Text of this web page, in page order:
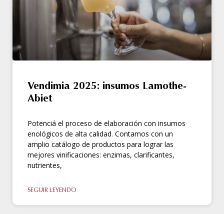
Vendimia 2025: insumos Lamothe-
Abiet
Potenciá el proceso de elaboración con insumos
enológicos de alta calidad. Contamos con un
amplio catálogo de productos para lograr las
mejores vinificaciones: enzimas, clarificantes,
nutrientes,
SEGUIR LEYENDO